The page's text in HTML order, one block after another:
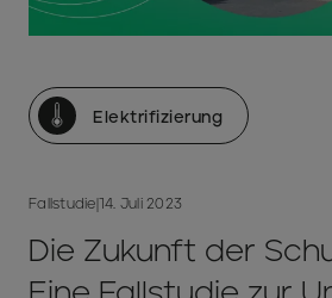
Elektrifizierung
Fallstudie 14. Juli 2023
Die Zukunft der